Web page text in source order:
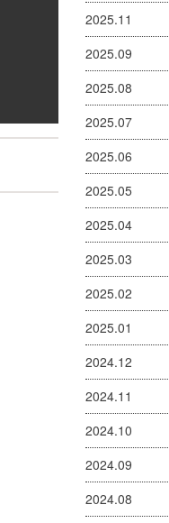
2025.11
2025.09
2025.08
2025.07
2025.06
2025.05
2025.04
2025.03
2025.02
2025.01
2024.12
2024.11
2024.10
2024.09
2024.08